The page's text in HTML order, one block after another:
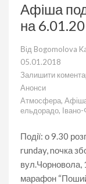
Афіша
на
Від Bogomolova
05.01.2018
Залишити
до
подій
в
Франківську
6.01.2018
Анонси
Атмосфера,
ельдорадо,
Події: о 9.30
runday, nочка
марафон “Поший